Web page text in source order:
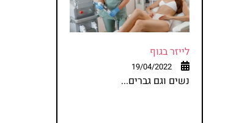
לייזר בגוף
19/04/2022
נשים וגם גברים...